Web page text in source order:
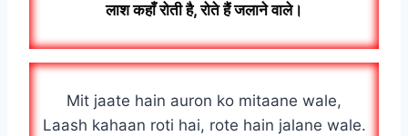
लाश कहाँ रोती है, रोते हैं जलाने वाले।
Mit jaate hain auron ko mitaane wale,
Laash kahaan roti hai, rote hain jalane wale.